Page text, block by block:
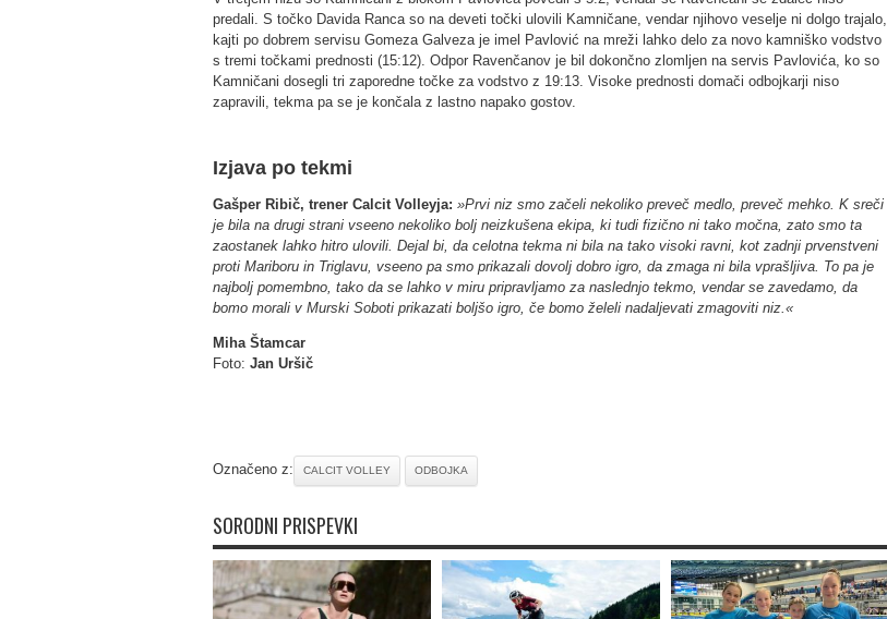
predali. S točko Davida Ranca so na deveti točki ulovili Kamničane, vendar njihovo veselje ni dolgo trajalo,
kajti po dobrem servisu Gomeza Galveza je imel Pavlović na mreži lahko delo za novo kamniško vodstvo
s tremi točkami prednosti (15:12). Odpor Ravenčanov je bil dokončno zlomljen na servis Pavlovića, ko so
Kamničani dosegli tri zaporedne točke za vodstvo z 19:13. Visoke prednosti domači odbojkarji niso
zapravili, tekma pa se je končala z lastno napako gostov.
Izjava po tekmi
Gašper Ribič, trener Calcit Volleyja: »Prvi niz smo začeli nekoliko preveč medlo, preveč mehko. K sreči
je bila na drugi strani vseeno nekoliko bolj neizkušena ekipa, ki tudi fizično ni tako močna, zato smo ta
zaostanek lahko hitro ulovili. Dejal bi, da celotna tekma ni bila na tako visoki ravni, kot zadnji prvenstveni
proti Mariboru in Triglavu, vseeno pa smo prikazali dovolj dobro igro, da zmaga ni bila vprašljiva. To pa je
najbolj pomembno, tako da se lahko v miru pripravljamo za naslednjo tekmo, vendar se zavedamo, da
bomo morali v Murski Soboti prikazati boljšo igro, če bomo želeli nadaljevati zmagoviti niz.«
Miha Štamcar
Foto: Jan Uršič
Označeno z: CALCIT VOLLEY ODBOJKA
SORODNI PRISPEVKI